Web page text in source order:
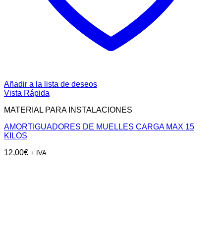
Añadir a la lista de deseos
Vista Rápida
MATERIAL PARA INSTALACIONES
AMORTIGUADORES DE MUELLES CARGA MAX 15
KILOS
12,00€ + IVA